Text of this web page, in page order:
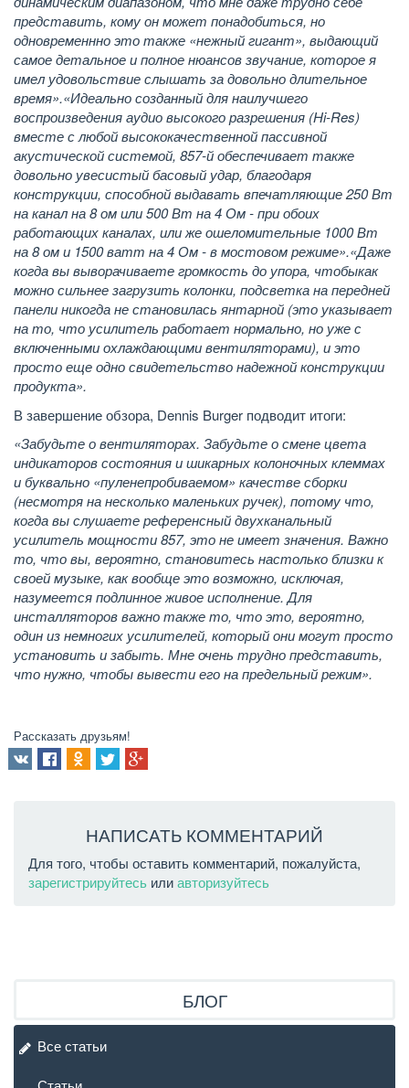
представить, кому он может понадобиться, но
одновременнно это также «нежный гигант», выдающий
самое детальное и полное нюансов звучание, которое я
имел удовольствие слышать за довольно длительное
время».«Идеально созданный для наилучшего
воспроизведения аудио высокого разрешения (Hi-Res)
вместе с любой высококачественной пассивной
акустической системой, 857-й обеспечивает также
довольно увесистый басовый удар, благодаря
конструкции, способной выдавать впечатляющие 250 Вт
на канал на 8 ом или 500 Вт на 4 Ом - при обоих
работающих каналах, или же ошеломительные 1000 Вт
на 8 ом и 1500 ватт на 4 Ом - в мостовом режиме».«Даже
когда вы выворачиваете громкость до упора, чтобыкак
можно сильнее загрузить колонки, подсветка на передней
панели никогда не становилась янтарной (это указывает
на то, что усилитель работает нормально, но уже с
включенными охлаждающими вентиляторами), и это
просто еще одно свидетельство надежной конструкции
продукта».
В завершение обзора, Dennis Burger подводит итоги:
«Забудьте о вентиляторах. Забудьте о смене цвета
индикаторов состояния и шикарных колоночных клеммах
и буквально «пуленепробиваемом» качестве сборки
(несмотря на несколько маленьких ручек), потому что,
когда вы слушаетереференсный двухканальный
усилитель мощности 857, это не имеет значения. Важно
то, что вы, вероятно, становитесь настолько близки к
своей музыке, как вообще это возможно, исключая,
назумеется подлинное живое исполнение. Для
инсталляторов важно также то, что это, вероятно,
один из немногих усилителей, который они могут просто
установить и забыть. Мне очень трудно представить,
что нужно, чтобы вывести его на предельный режим».
Рассказать друзьям!
НАПИСАТЬ КОММЕНТАРИЙ
Для того, чтобы оставить комментарий, пожалуйста,
зарегистрируйтесь илиавторизуйтесь
БЛОГ
Все статьи